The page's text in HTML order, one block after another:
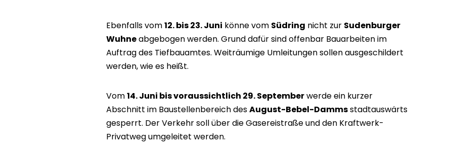
Ebenfalls vom12. bis 23. Juni könne vom Südring nicht zur Sudenburger
Wuhneabgebogen werden. Grund dafür sind offenbar Bauarbeiten im
Auftrag des Tiefbauamtes. Weiträumige Umleitungen sollen ausgeschildert
werden, wie es heißt.
Vom14. Juni bis voraussichtlich 29. Septemberwerde ein kurzer
Abschnitt im Baustellenbereich desAugust-Bebel-Dammsstadtauswärts
gesperrt. Der Verkehr soll über die Gasereistraße und den Kraftwerk-
Privatweg umgeleitet werden.